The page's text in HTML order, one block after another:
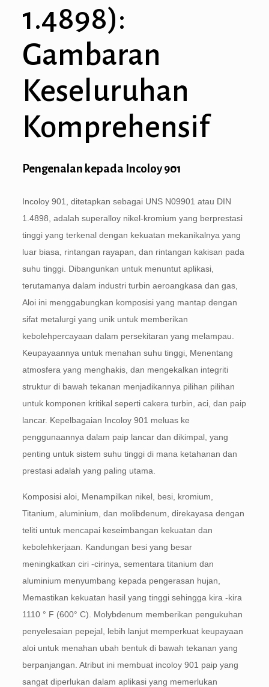
1.4898):
Gambaran
Keseluruhan
Komprehensif
Pengenalan kepada Incoloy 901
Incoloy 901, ditetapkan sebagai UNS N09901 atau DIN
1.4898, adalah superalloy nikel-kromium yang berprestasi
tinggi yang terkenal dengan kekuatan mekanikalnya yang
luar biasa, rintangan rayapan, dan rintangan kakisan pada
suhu tinggi. Dibangunkan untuk menuntut aplikasi,
terutamanya dalam industri turbin aeroangkasa dan gas,
Aloi ini menggabungkan komposisi yang mantap dengan
sifat metalurgi yang unik untuk memberikan
kebolehpercayaan dalam persekitaran yang melampau.
Keupayaannya untuk menahan suhu tinggi, Menentang
atmosfera yang menghakis, dan mengekalkan integriti
struktur di bawah tekanan menjadikannya pilihan pilihan
untuk komponen kritikal seperti cakera turbin, aci, dan paip
lancar. Kepelbagaian Incoloy 901 meluas ke
penggunaannya dalam paip lancar dan dikimpal, yang
penting untuk sistem suhu tinggi di mana ketahanan dan
prestasi adalah yang paling utama.
Komposisi aloi, Menampilkan nikel, besi, kromium,
Titanium, aluminium, dan molibdenum, direkayasa dengan
teliti untuk mencapai keseimbangan kekuatan dan
kebolehkerjaan. Kandungan besi yang besar
meningkatkan ciri -cirinya, sementara titanium dan
aluminium menyumbang kepada pengerasan hujan,
Memastikan kekuatan hasil yang tinggi sehingga kira -kira
1110 ° F (600° C). Molybdenum memberikan pengukuhan
penyelesaian pepejal, lebih lanjut memperkuat keupayaan
aloi untuk menahan ubah bentuk di bawah tekanan yang
berpanjangan. Atribut ini membuat incoloy 901 paip yang
sangat diperlukan dalam aplikasi yang memerlukan